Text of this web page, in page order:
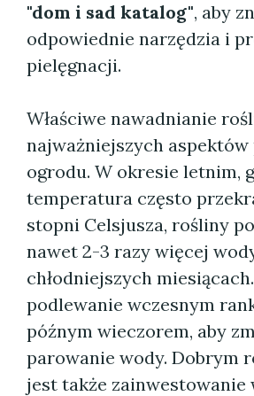
"dom i sad katalog", aby
odpowiednie narzędzia i
pielęgnacji.
Właściwe nawadnianie
najważniejszych
ogrodu. W okresie letnim,
temperatura często
stopni Celsjusza, rośliny
nawet 2-3 razy więcej
chłodniejszych
podlewanie wczesnym
późnym wieczorem, aby
parowanie wody. Dobrym
jest także zainwestowanie